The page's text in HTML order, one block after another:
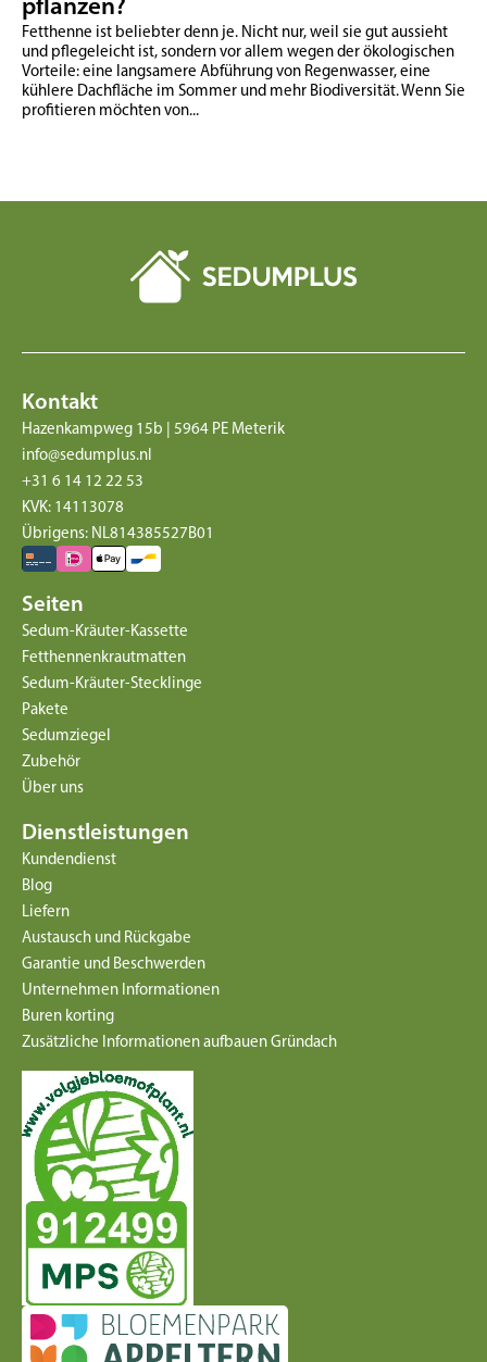
Fetthenne ist beliebter denn je. Nicht nur, weil sie gut aussieht
und pflegeleicht ist, sondern vor allem wegen der ökologischen
Vorteile: eine langsamere Abführung von Regenwasser, eine
kühlere Dachfläche im Sommer und mehr Biodiversität. Wenn Sie
profitieren möchten von...
Kontakt
Hazenkampweg 15b | 5964 PE Meterik
info@sedumplus.nl
+31 6 14 12 22 53
KVK: 14113078
Übrigens: NL814385527B01
Seiten
Sedum-Kräuter-Kassette
Fetthennenkrautmatten
Sedum-Kräuter-Stecklinge
Pakete
Sedumziegel
Zubehör
Über uns
Dienstleistungen
Kundendienst
Blog
Liefern
Austausch und Rückgabe
Garantie und Beschwerden
Unternehmen Informationen
Buren korting
Zusätzliche Informationen aufbauen Gründach